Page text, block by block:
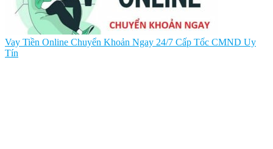
Vay Tiền Online Chuyển Khoản Ngay 24/7 Cấp Tốc CMND Uy
Tín